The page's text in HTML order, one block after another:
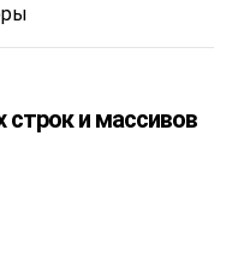
строк и массивов